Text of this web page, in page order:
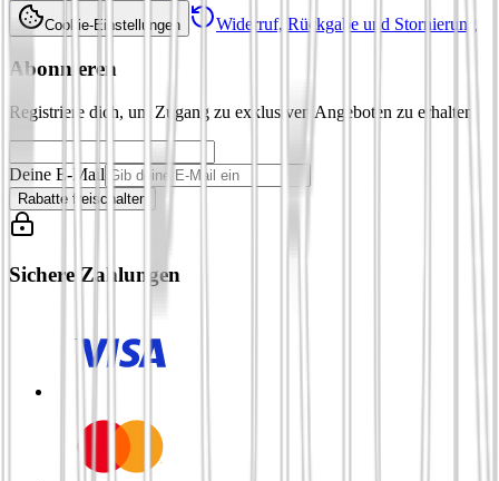
Cookie-Einstellungen Widerruf, Rückgabe und Stornierung
Abonnieren
Registriere dich, um Zugang zu exklusiven Angeboten zu erhalten
Deine E-Mail
Rabatte freischalten
Sichere Zahlungen